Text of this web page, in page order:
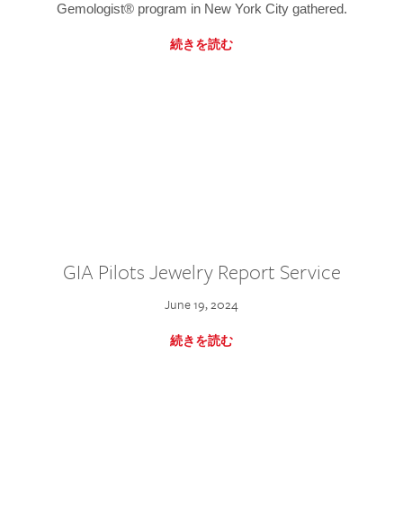
Gemologist® program in New York City gathered.
続きを読む
GIA Pilots Jewelry Report Service
June 19, 2024
続きを読む